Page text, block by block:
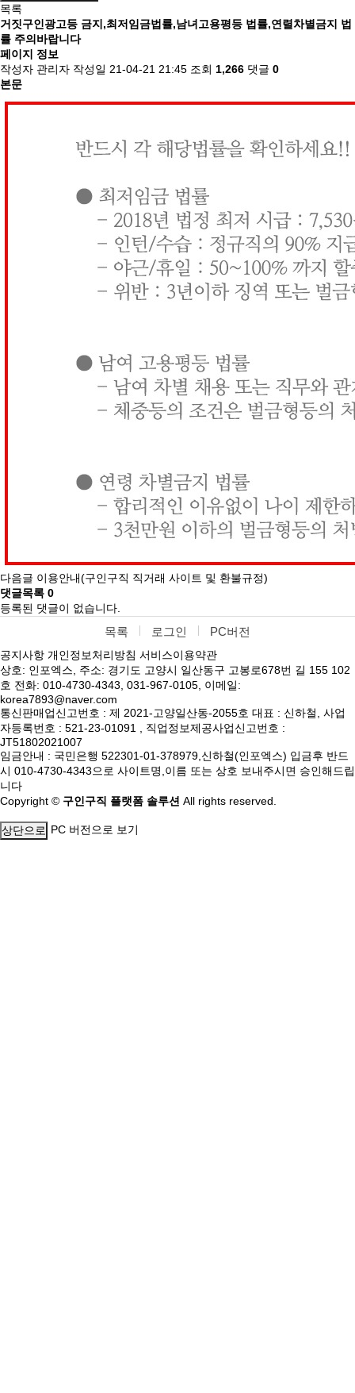
목록
거짓구인광고등 금지,최저임금법률,남녀고용평등 법률,연렬차별금지 법
률 주의바랍니다
페이지 정보
작성자 관리자 작성일 21-04-21 21:45 조회 1,266 댓글 0
본문
다음글 이용안내(구인구직 직거래 사이트 및 환불규정)
댓글목록 0
등록된 댓글이 없습니다.
목록 로그인 PC버전
공지사항 개인정보처리방침 서비스이용약관
상호: 인포엑스, 주소: 경기도 고양시 일산동구 고봉로678번 길 155 102
호 전화: 010-4730-4343, 031-967-0105, 이메일:
korea7893@naver.com
통신판매업신고번호 : 제 2021-고양일산동-2055호 대표 : 신하철, 사업
자등록번호 : 521-23-01091 , 직업정보제공사업신고번호 :
JT51802021007
임금안내 : 국민은행 522301-01-378979,신하철(인포엑스) 입금후 반드
시 010-4730-4343으로 사이트명,이름 또는 상호 보내주시면 승인해드립
니다
Copyright © 구인구직 플랫폼 솔루션 All rights reserved.
상단으로 PC 버전으로 보기